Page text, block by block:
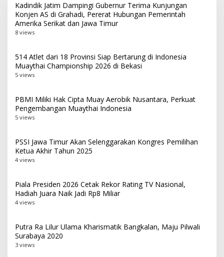
Kadindik Jatim Dampingi Gubernur Terima Kunjungan
Konjen AS di Grahadi, Pererat Hubungan Pemerintah
Amerika Serikat dan Jawa Timur
8 views
514 Atlet dari 18 Provinsi Siap Bertarung di Indonesia
Muaythai Championship 2026 di Bekasi
5 views
PBMI Miliki Hak Cipta Muay Aerobik Nusantara, Perkuat
Pengembangan Muaythai Indonesia
5 views
PSSI Jawa Timur Akan Selenggarakan Kongres Pemilihan
Ketua Akhir Tahun 2025
4 views
Piala Presiden 2026 Cetak Rekor Rating TV Nasional,
Hadiah Juara Naik Jadi Rp8 Miliar
4 views
Putra Ra Lilur Ulama Kharismatik Bangkalan, Maju Pilwali
Surabaya 2020
3 views